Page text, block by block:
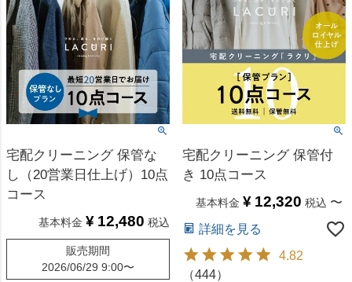
宅配クリーニング 保管な
し（20営業日仕上げ）10点
コース
基本料金 ¥ 12,480 税込
販売期間
2026/06/29 9:00〜
宅配クリーニング 保管付
き 10点コース
基本料金 ¥ 12,320 税込 〜
詳細を見る
4.82
（444）